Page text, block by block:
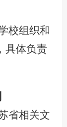
校组织和
具体负责
省相关文